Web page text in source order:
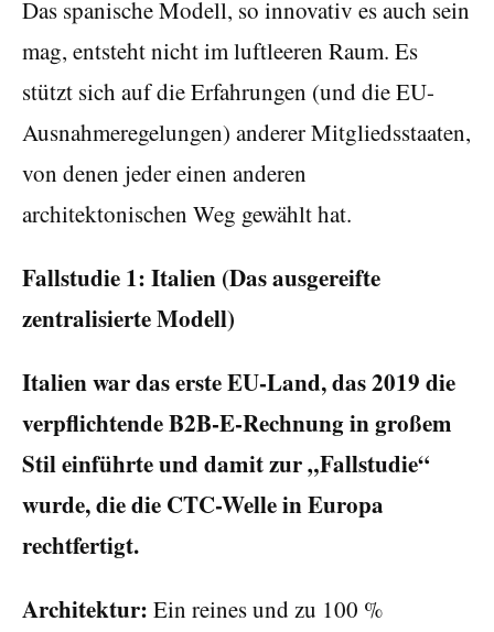
Das spanische Modell, so innovativ es auch sein
mag, entsteht nicht im luftleeren Raum. Es
stützt sich auf die Erfahrungen (und die EU-
Ausnahmeregelungen) anderer Mitgliedsstaaten,
von denen jeder einen anderen
architektonischen Weg gewählt hat.
Fallstudie 1: Italien (Das ausgereifte
zentralisierte Modell)
Italien war das erste EU-Land, das 2019 die
verpflichtende B2B-E-Rechnung in großem
Stil einführte und damit zur „Fallstudie“
wurde, die die CTC-Welle in Europa
rechtfertigt.
Architektur: Ein reines und zu 100 %